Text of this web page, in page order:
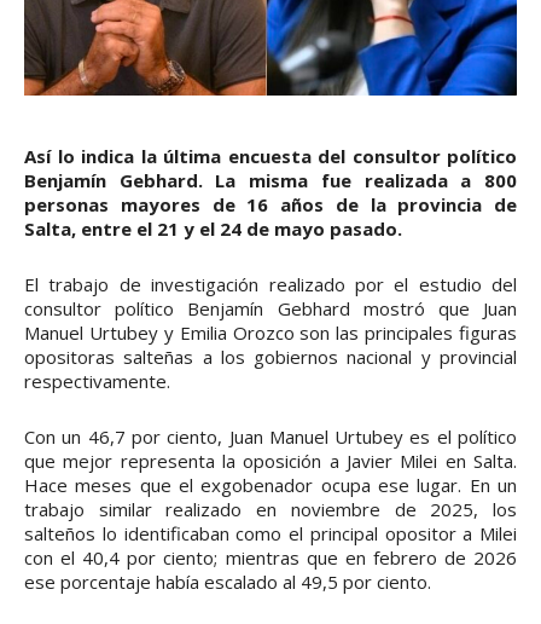
Así lo indica la última encuesta del consultor político
Benjamín Gebhard. La misma fue realizada a 800
personas mayores de 16 años de la provincia de
Salta, entre el 21 y el 24 de mayo pasado.
El trabajo de investigación realizado por el estudio del
consultor político Benjamín Gebhard mostró que Juan
Manuel Urtubey y Emilia Orozco son las principales figuras
opositoras salteñas a los gobiernos nacional y provincial
respectivamente.
Con un 46,7 por ciento, Juan Manuel Urtubey es el político
que mejor representa la oposición a Javier Milei en Salta.
Hace meses que el exgobenador ocupa ese lugar. En un
trabajo similar realizado en noviembre de 2025, los
salteños lo identificaban como el principal opositor a Milei
con el 40,4 por ciento; mientras que en febrero de 2026
ese porcentaje había escalado al 49,5 por ciento.